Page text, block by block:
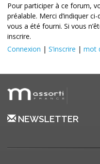
Pour participer à ce forum,
préalable. Merci d’indiquer
vous a été fourni. Si vous
inscrire.
Connexion | S’inscrire | mot
NEWSLETTER